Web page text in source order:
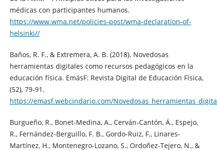
médicas con participantes humanos.
https://www.wma.net/policies-post/wma-declaration-of-
helsinki//
Baños, R. F., & Extremera, A. B. (2018). Novedosas
herramientas digitales como recursos pedagógicos en la
educación física. EmásF: Revista Digital de Educación Física,
(52), 79-91.
https://emasf.webcindario.com/
Burgueño, R., Bonet-Medina, A., Cerván-Cantón, Á., Espejo,
R., Fernández-Berguillo, F. B., Gordo-Ruiz, F., Linares-
Martínez, H., Montenegro-Lozano, S., Ordoñez-Tejero, N., &